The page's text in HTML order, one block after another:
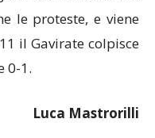
il Gavirate colpisce
0-1.